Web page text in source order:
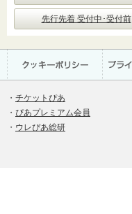
先行先着 受付中･受付前
・ チケットぴあ
・ ぴあプレミアム会員
・ ウレぴあ総研